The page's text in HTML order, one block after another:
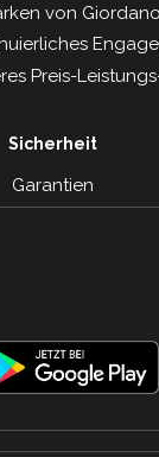
von Giordano
Preis-
Sicherheit
Garantien